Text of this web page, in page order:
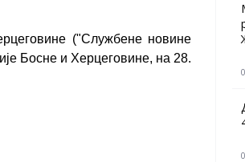
("Службене новине
Босне и Херцеговине, на 28.